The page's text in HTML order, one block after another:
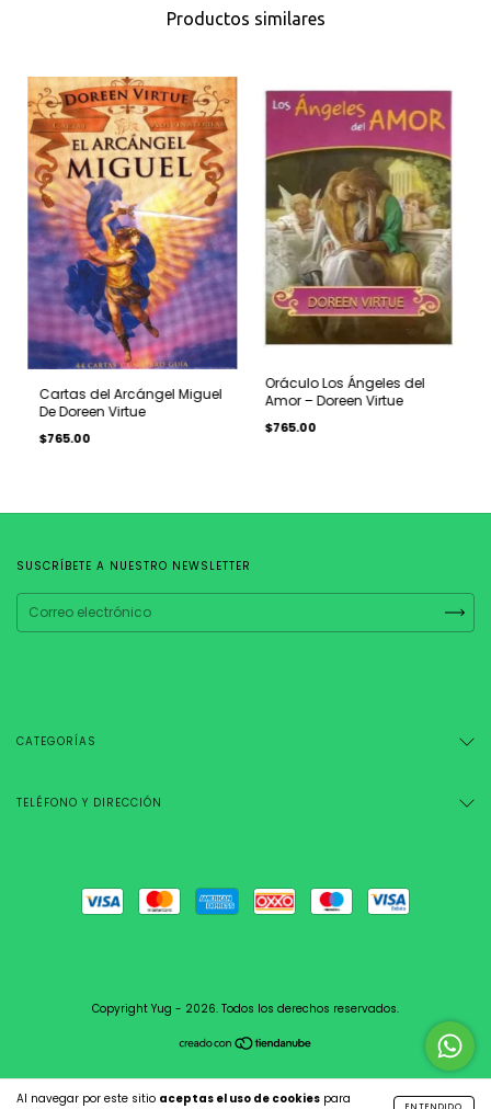
Al navegar por este sitio aceptas el uso de cookies para
Productos similares
Cartas del Arcángel Miguel
De Doreen Virtue
$765.00
Oráculo Los Ángeles del
Amor – Doreen Virtue
$765.00
SUSCRÍBETE A NUESTRO NEWSLETTER
CATEGORÍAS
TELÉFONO Y DIRECCIÓN
Copyright Yug - 2026. Todos los derechos reservados.